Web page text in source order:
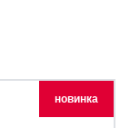
новинка